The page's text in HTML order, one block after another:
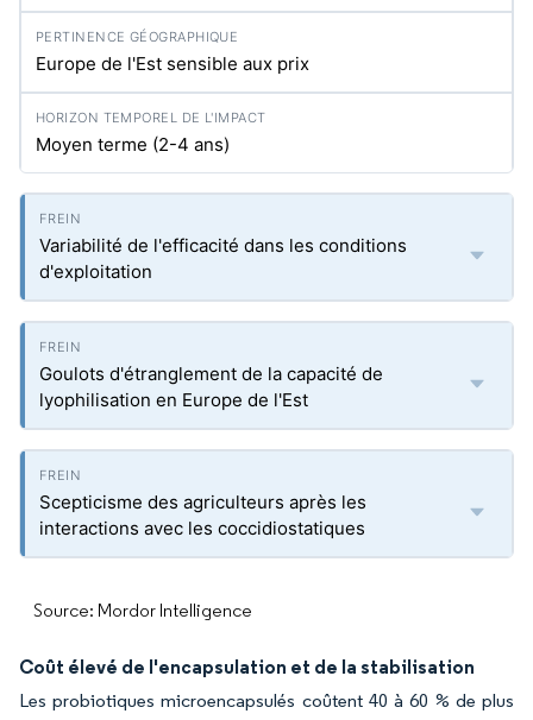
Europe de l'Est sensible aux prix
Moyen terme (2-4 ans)
Variabilité de l'efficacité dans les conditions
d'exploitation
Goulots d'étranglement de la capacité de
lyophilisation en Europe de l'Est
Scepticisme des agriculteurs après les
interactions avec les coccidiostatiques
Source: Mordor Intelligence
Coût élevé de l'encapsulation et de la stabilisation
Les probiotiques microencapsulés coûtent 40 à 60 % de plus